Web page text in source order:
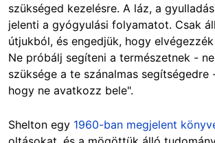
szükséged kezelésre. A láz, a
jelenti a gyógyulási folyamatot. Csak
útjukból, és engedjük, hogy
Ne próbálj segíteni a természetnek -
szüksége a te szánalmas
hogy ne avatkozz bele".
Shelton egy 1960-ban megjelent